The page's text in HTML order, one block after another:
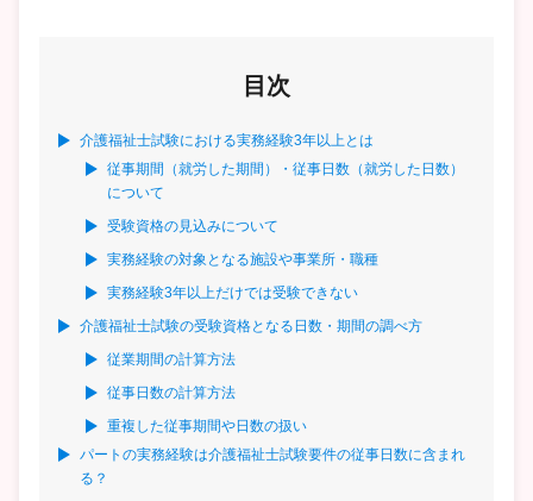
目次
介護福祉士試験における実務経験3年以上とは
従事期間（就労した期間）・従事日数（就労した日数）
について
受験資格の見込みについて
実務経験の対象となる施設や事業所・職種
実務経験3年以上だけでは受験できない
介護福祉士試験の受験資格となる日数・期間の調べ方
従業期間の計算方法
従事日数の計算方法
重複した従事期間や日数の扱い
パートの実務経験は介護福祉士試験要件の従事日数に含まれ
る？